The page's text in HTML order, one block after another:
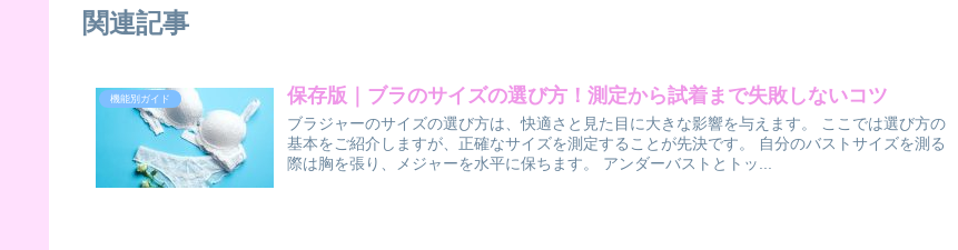
関連記事
機能別ガイド 保存版｜ブラのサイズの選び方！測定から試着まで失敗しないコツ
ブラジャーのサイズの選び方は、快適さと見た目に大きな影響を与えます。 ここでは選び方の
基本をご紹介しますが、正確なサイズを測定することが先決です。 自分のバストサイズを測る
際は胸を張り、メジャーを水平に保ちます。 アンダーバストとトッ...